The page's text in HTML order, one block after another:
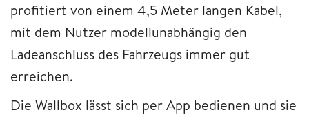
profitiert von einem 4,5 Meter langen Kabel,
mit dem Nutzer modellunabhängig den
Ladeanschluss des Fahrzeugs immer gut
erreichen.
Die Wallbox lässt sich per App bedienen und sie